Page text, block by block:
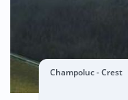
Champoluc - Crest